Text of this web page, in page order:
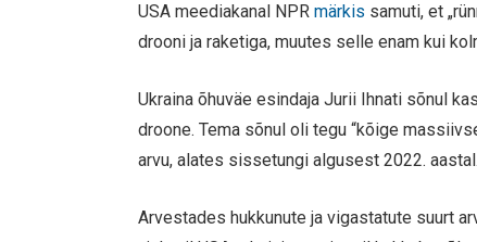
USA meediakanal NPRmärkis samuti, et
drooni ja raketiga, muutes selle enam kui
Ukraina õhuväe esindaja Jurii Ihnati sõnul
droone. Tema sõnul oli tegu “kõige
arvu, alates sissetungi algusest 2022.
Arvestades hukkunute ja vigastatute suurt